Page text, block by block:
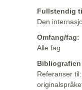
Fullstendig
Den
Omfang/fag:
Alle fag
Referanser